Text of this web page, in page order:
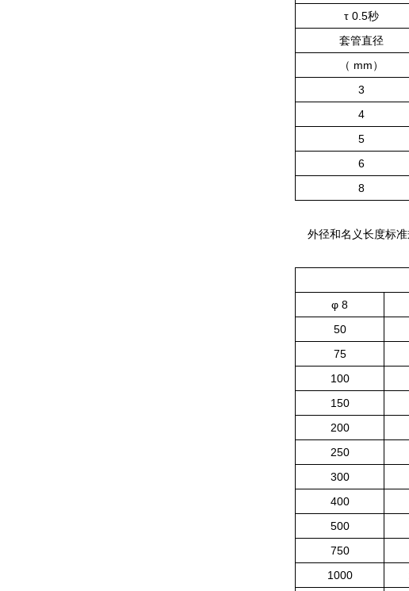
τ 0.5秒
套管直径
（ mm）
3
4
5
6
8
外径和名义长度标准
φ 8
50
75
100
150
200
250
300
400
500
750
1000